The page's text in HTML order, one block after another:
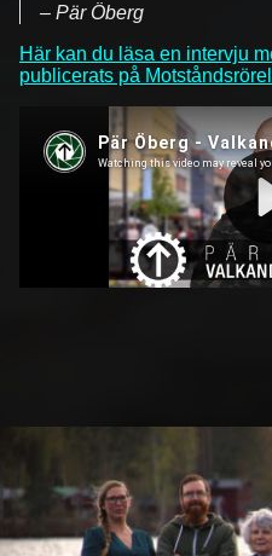
– Pär Öberg
Här kan du läsa en intervju
publicerats på